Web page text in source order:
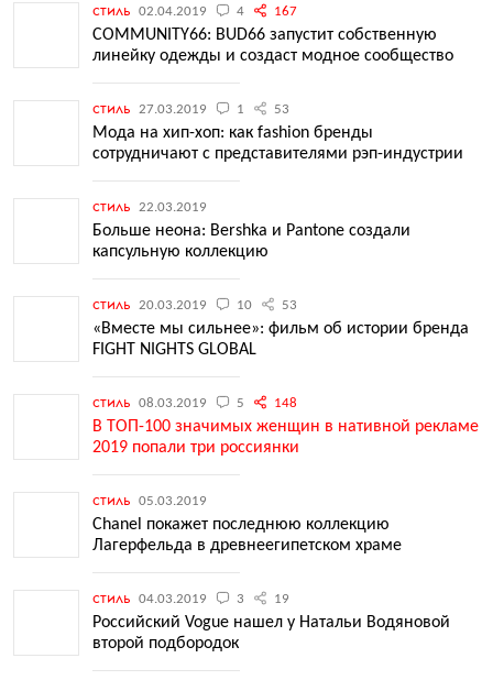
стиль 02.04.2019 4 167
COMMUNITY66: BUD66 запустит собственную
линейку одежды и создаст модное сообщество
стиль 27.03.2019 1 53
Мода на хип-хоп: как fashion бренды
сотрудничают с представителями рэп-индустрии
стиль 22.03.2019
Больше неона: Bershka и Pantone создали
капсульную коллекцию
стиль 20.03.2019 10 53
«Вместе мы сильнее»: фильм об истории бренда
FIGHT NIGHTS GLOBAL
стиль 08.03.2019 5 148
В ТОП-100 значимых женщин в нативной рекламе
2019 попали три россиянки
стиль 05.03.2019
Chanel покажет последнюю коллекцию
Лагерфельда в древнеегипетском храме
стиль 04.03.2019 3 19
Российский Vogue нашел у Натальи Водяновой
второй подбородок